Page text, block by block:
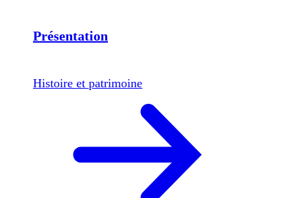
Présentation
Histoire et patrimoine